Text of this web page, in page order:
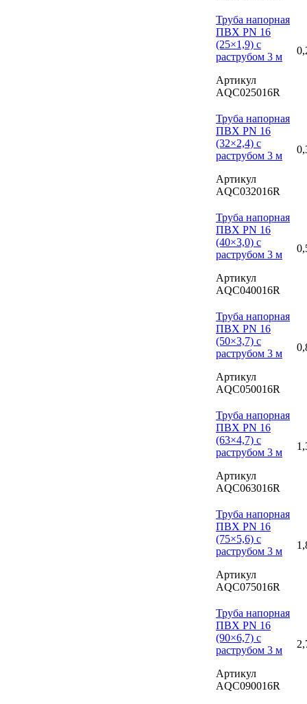
Труба напорная
ПВХ PN 16
(25×1,9) с
раструбом 3 м
Артикул
AQC025016R
Труба напорная
ПВХ PN 16
(32×2,4) с
раструбом 3 м
Артикул
AQC032016R
Труба напорная
ПВХ PN 16
(40×3,0) с
раструбом 3 м
Артикул
AQC040016R
Труба напорная
ПВХ PN 16
(50×3,7) с
раструбом 3 м
Артикул
AQC050016R
Труба напорная
ПВХ PN 16
(63×4,7) с
раструбом 3 м
Артикул
AQC063016R
Труба напорная
ПВХ PN 16
(75×5,6) с
раструбом 3 м
Артикул
AQC075016R
Труба напорная
ПВХ PN 16
(90×6,7) с
раструбом 3 м
Артикул
AQC090016R